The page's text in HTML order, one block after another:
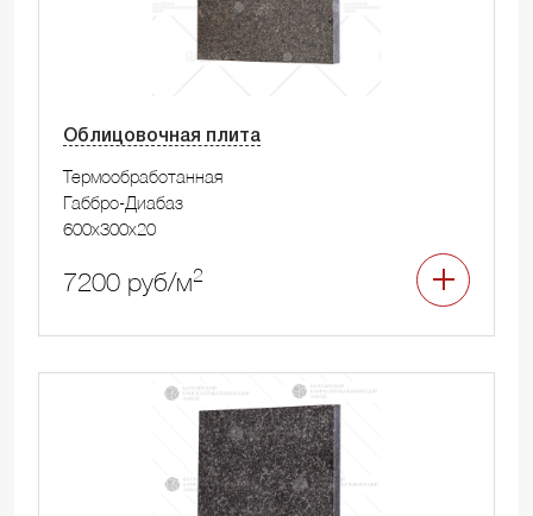
Облицовочная плита
Термообработанная
Габбро-Диабаз
600x300x20
7200 руб/м2